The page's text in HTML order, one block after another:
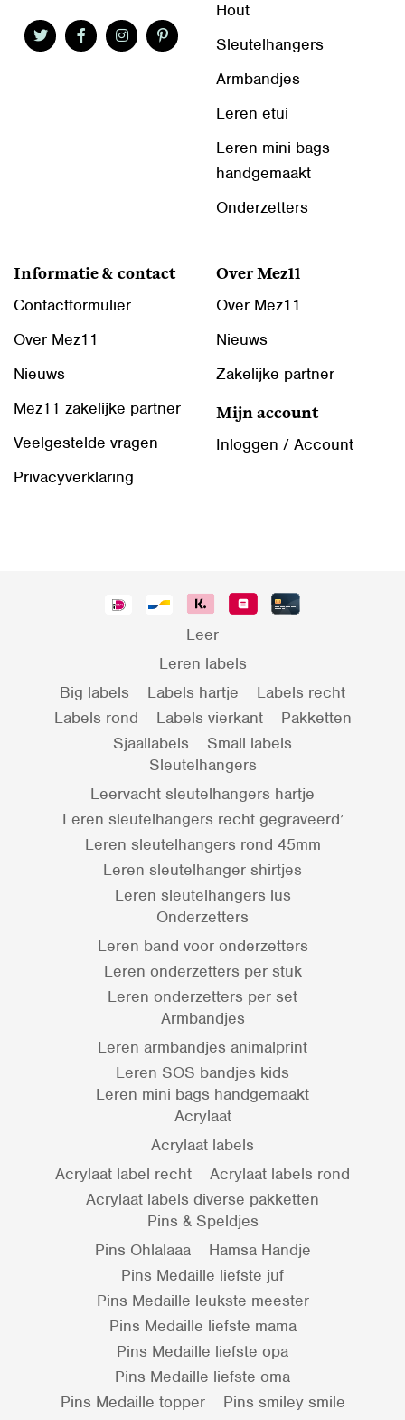
Hout
Sleutelhangers
Armbandjes
Leren etui
Leren mini bags
handgemaakt
Onderzetters
Informatie & contact
Contactformulier
Over Mez11
Nieuws
Mez11 zakelijke partner
Veelgestelde vragen
Privacyverklaring
Over Mez11
Over Mez11
Nieuws
Zakelijke partner
Mijn account
Inloggen / Account
Leer
Leren labels
Big labels
Labels hartje
Labels recht
Labels rond
Labels vierkant
Pakketten
Sjaallabels
Small labels
Sleutelhangers
Leervacht sleutelhangers hartje
Leren sleutelhangers recht gegraveerd’
Leren sleutelhangers rond 45mm
Leren sleutelhanger shirtjes
Leren sleutelhangers lus
Onderzetters
Leren band voor onderzetters
Leren onderzetters per stuk
Leren onderzetters per set
Armbandjes
Leren armbandjes animalprint
Leren SOS bandjes kids
Leren mini bags handgemaakt
Acrylaat
Acrylaat labels
Acrylaat label recht
Acrylaat labels rond
Acrylaat labels diverse pakketten
Pins & Speldjes
Pins Ohlalaaa
Hamsa Handje
Pins Medaille liefste juf
Pins Medaille leukste meester
Pins Medaille liefste mama
Pins Medaille liefste opa
Pins Medaille liefste oma
Pins Medaille topper
Pins smiley smile